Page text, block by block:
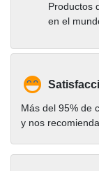
Productos
en el
Más del 95% de
y nos